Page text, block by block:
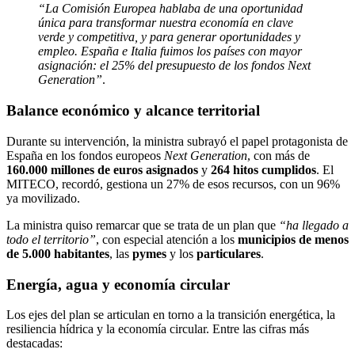
“La Comisión Europea hablaba de una oportunidad
única para transformar nuestra economía en clave
verde y competitiva, y para generar oportunidades y
empleo. España e Italia fuimos los países con mayor
asignación: el 25% del presupuesto de los fondos Next
Generation”.
Balance económico y alcance territorial
Durante su intervención, la ministra subrayó el papel protagonista de
España en los fondos europeos Next Generation, con más de
160.000 millones de euros asignados y 264 hitos cumplidos. El
MITECO, recordó, gestiona un 27% de esos recursos, con un 96%
ya movilizado.
La ministra quiso remarcar que se trata de un plan que “ha llegado a
todo el territorio”, con especial atención a los municipios de menos
de 5.000 habitantes, las pymes y los particulares.
Energía, agua y economía circular
Los ejes del plan se articulan en torno a la transición energética, la
resiliencia hídrica y la economía circular. Entre las cifras más
destacadas: